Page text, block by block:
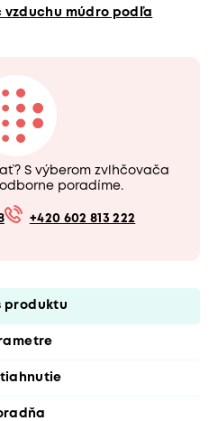
múdro podľa
S výberom zvlhčovača
poradíme.
+420 602 813 222
produktu